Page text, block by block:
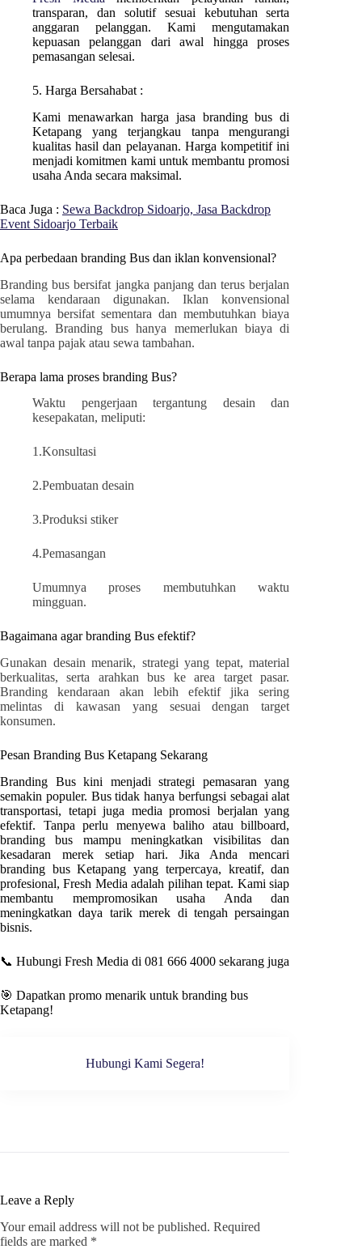
transparan, dan solutif sesuai kebutuhan serta
anggaran pelanggan. Kami mengutamakan
kepuasan pelanggan dari awal hingga proses
pemasangan selesai.
5. Harga Bersahabat :
Kami menawarkan harga jasa branding bus di
Ketapang yang terjangkau tanpa mengurangi
kualitas hasil dan pelayanan. Harga kompetitif ini
menjadi komitmen kami untuk membantu promosi
usaha Anda secara maksimal.
Baca Juga : Sewa Backdrop Sidoarjo, Jasa Backdrop
Event Sidoarjo Terbaik
Apa perbedaan branding Bus dan iklan konvensional?
Branding bus bersifat jangka panjang dan terus berjalan
selama kendaraan digunakan. Iklan konvensional
umumnya bersifat sementara dan membutuhkan biaya
berulang. Branding bus hanya memerlukan biaya di
awal tanpa pajak atau sewa tambahan.
Berapa lama proses branding Bus?
Waktu pengerjaan tergantung desain dan
kesepakatan, meliputi:
1.Konsultasi
2.Pembuatan desain
3.Produksi stiker
4.Pemasangan
Umumnya proses membutuhkan waktu
mingguan.
Bagaimana agar branding Bus efektif?
Gunakan desain menarik, strategi yang tepat, material
berkualitas, serta arahkan bus ke area target pasar.
Branding kendaraan akan lebih efektif jika sering
melintas di kawasan yang sesuai dengan target
konsumen.
Pesan Branding Bus Ketapang Sekarang
Branding Bus kini menjadi strategi pemasaran yang
semakin populer. Bus tidak hanya berfungsi sebagai alat
transportasi, tetapi juga media promosi berjalan yang
efektif. Tanpa perlu menyewa baliho atau billboard,
branding bus mampu meningkatkan visibilitas dan
kesadaran merek setiap hari. Jika Anda mencari
branding busKetapangyang terpercaya, kreatif, dan
profesional, Fresh Media adalah pilihan tepat. Kami siap
membantu mempromosikan usaha Anda dan
meningkatkan daya tarik merek di tengah persaingan
bisnis.
📞 Hubungi Fresh Media di 081 666 4000 sekarang juga
🎯 Dapatkan promo menarik untuk branding bus
Ketapang!
Hubungi Kami Segera!
Leave a Reply
Your email address will not be published. Required
fields are marked *